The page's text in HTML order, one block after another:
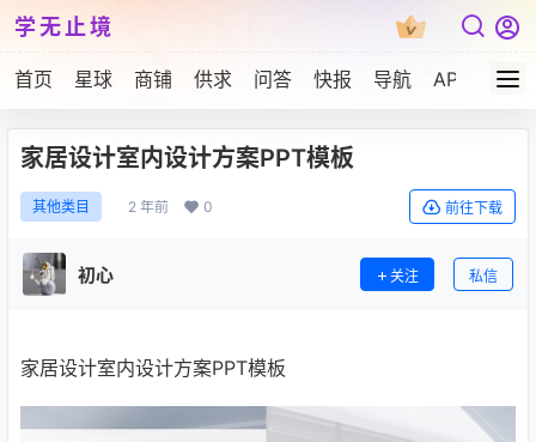
学无止境
首页 星球 商铺 供求 问答 快报 导航 APP下载
家居设计室内设计方案PPT模板
其他类目 2 年前 0 前往下载
初心 关注 私信
家居设计室内设计方案PPT模板